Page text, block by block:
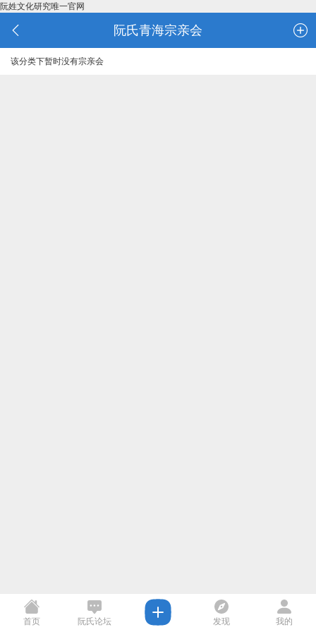
阮姓文化研究唯一官网
阮氏青海宗亲会
该分类下暂时没有宗亲会
首页 阮氏论坛 发现 我的